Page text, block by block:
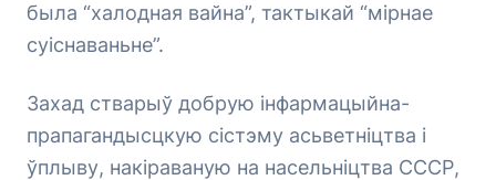
была “халодная вайна”, тактыкай “мірнае
суіснаваньне”.
Захад стварыў добрую інфармацыйна-
прапагандысцкую сістэму асьветніцтва і
ўплыву, накіраваную на насельніцтва СССР,